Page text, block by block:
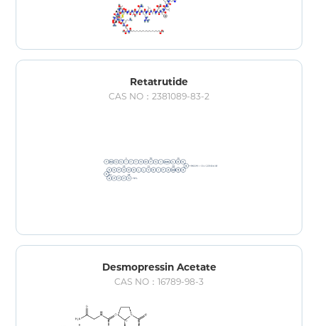
Retatrutide
CAS NO：2381089-83-2
Desmopressin Acetate
CAS NO：16789-98-3